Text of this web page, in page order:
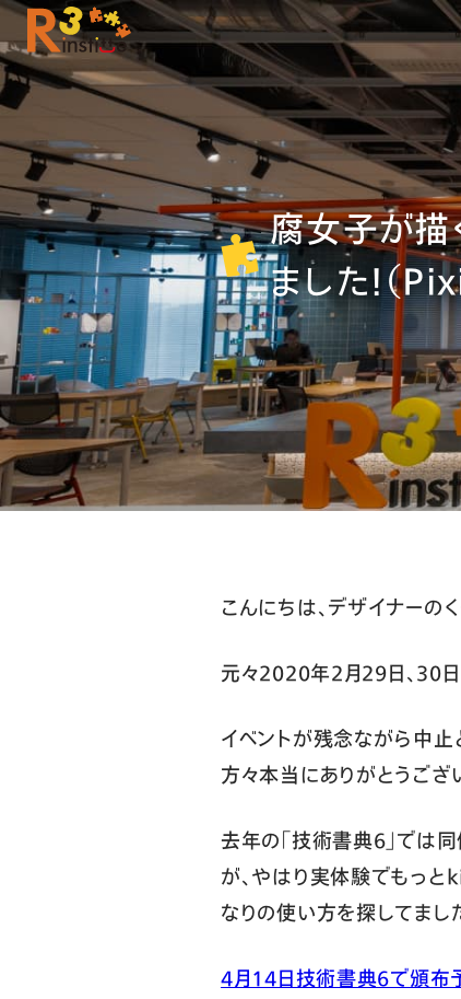
腐女子が
ました！（
こんにちは、デザイナーのく
元々2020年2月29日、30
イベントが残念ながら中止
方々本当にありがとうござ
去年の「技術書典6」では
が、やはり実体験でもっ
なりの使い方を探してまし
4月14日技術書典6で頒布